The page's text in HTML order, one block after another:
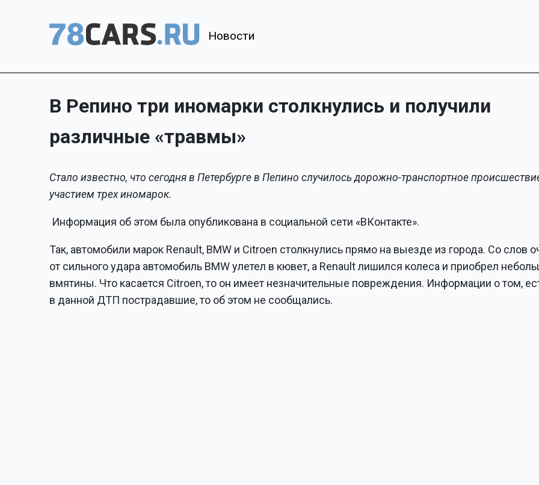
Новости
В Репино три иномарки столкнулись и получили
различные «травмы»
Стало известно, что сегодня в Петербурге в Пепино случилось дорожно-транспортное
участием трех иномарок.
Информация об этом была опубликована в социальной сети «ВКонтакте».
Так, автомобили марок Renault, BMW и Citroen столкнулись прямо на выезде из города. Со слов
от сильного удара автомобиль BMW улетел в кювет, а Renault лишился колеса и приобрел
вмятины. Что касается Citroen, то он имеет незначительные повреждения. Информации о том,
в данной ДТП пострадавшие, то об этом не сообщались.